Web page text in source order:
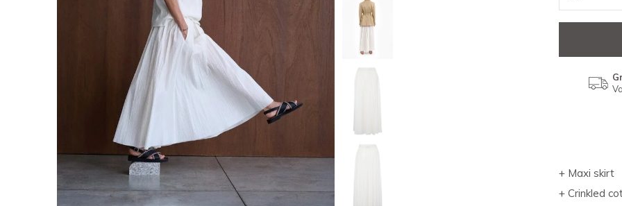
+ Maxi skirt
+ Crinkled